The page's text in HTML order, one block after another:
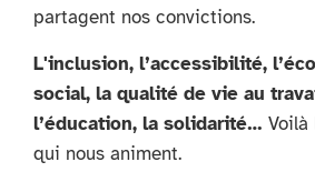
partagent nos convictions.
L'inclusion, l’accessibilité,
social, la qualité de vie au
l’éducation, la solidarité… Voilà
qui nous animent.